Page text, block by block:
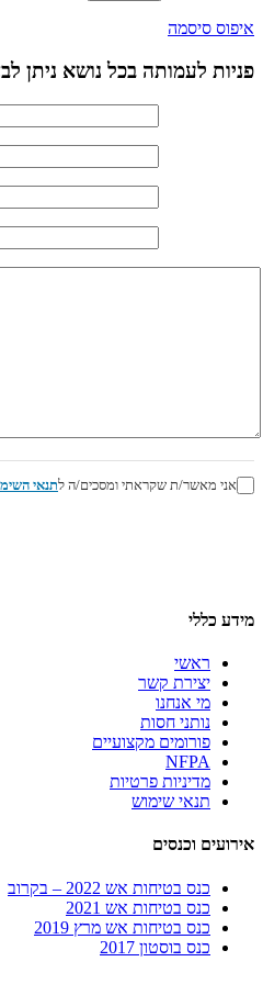
איפוס סיסמה
פניות לעמותה בכל נושא ניתן
אני מאשר/ת שקראתי ומסכים/ה לתנאי
מידע כללי
ראשי
יצירת קשר
מי אנחנו
נותני חסות
פורומים מקצועיים
NFPA
מדיניות פרטיות
תנאי שימוש
אירועים וכנסים
כנס בטיחות אש 2022 – בקרוב
כנס בטיחות אש 2021
כנס בטיחות אש מרץ 2019
כנס בוסטון 2017